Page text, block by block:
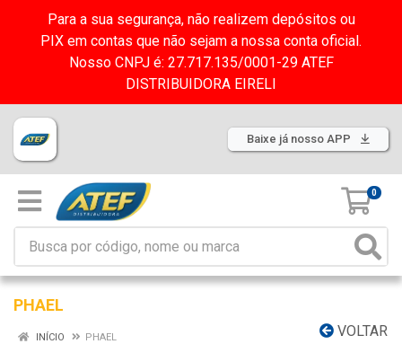
Para a sua segurança, não realizem depósitos ou
PIX em contas que não sejam a nossa conta oficial.
Nosso CNPJ é: 27.717.135/0001-29 ATEF
DISTRIBUIDORA EIRELI
Baixe já nosso APP
0
PHAEL
VOLTAR
INÍCIO PHAEL